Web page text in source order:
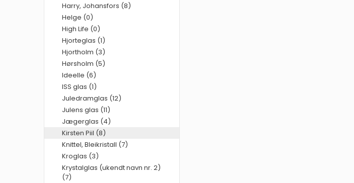
Harry, Johansfors (8)
Helge (0)
High Life (0)
Hjorteglas (1)
Hjortholm (3)
Hørsholm (5)
Ideelle (6)
ISS glas (1)
Juledramglas (12)
Julens glas (11)
Jægerglas (4)
Kirsten Piil (8)
Knittel, Bleikristall (7)
Kroglas (3)
Krystalglas (ukendt navn nr. 2)
(7)